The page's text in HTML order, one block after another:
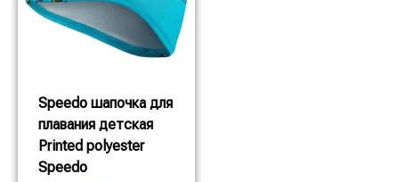
Speedo шапочка для
плавания детская
Printed polyester
Speedo